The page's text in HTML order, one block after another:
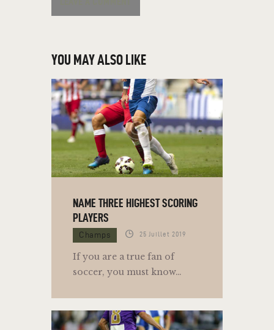
YOU MAY ALSO LIKE
NAME THREE HIGHEST SCORING
PLAYERS
Champs 25 Juillet 2019
If you are a true fan of
soccer, you must know…